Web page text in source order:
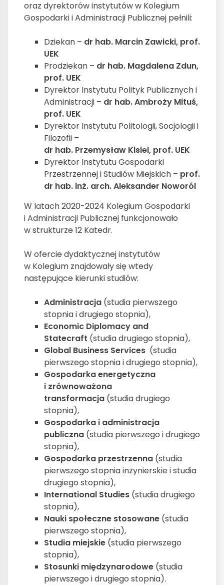
oraz dyrektorów instytutów w Kolegium
Gospodarki i Administracji Publicznej pełnili:
Dziekan – dr hab. Marcin Zawicki, prof.
UEK
Prodziekan – dr hab. Magdalena Zdun,
prof. UEK
Dyrektor Instytutu Polityk Publicznych i
Administracji – dr hab. Ambroży Mituś,
prof. UEK
Dyrektor Instytutu Politologii, Socjologii i
Filozofii –
dr hab. Przemysław Kisiel, prof. UEK
Dyrektor Instytutu Gospodarki
Przestrzennej i Studiów Miejskich – prof.
dr hab. inż. arch. Aleksander Noworól
W latach 2020-2024 Kolegium Gospodarki
i Administracji Publicznej funkcjonowało
w strukturze 12 Katedr.
W ofercie dydaktycznej instytutów
w Kolegium znajdowały się wtedy
następujące kierunki studiów:
Administracja (studia pierwszego
stopnia i drugiego stopnia),
Economic Diplomacy and
Statecraft (studia drugiego stopnia),
Global Business Services (studia
pierwszego stopnia i drugiego stopnia),
Gospodarka energetyczna
i zrównoważona
transformacja (studia drugiego
stopnia),
Gospodarka i administracja
publiczna (studia pierwszego i drugiego
stopnia),
Gospodarka przestrzenna (studia
pierwszego stopnia inżynierskie i studia
drugiego stopnia),
International Studies (studia drugiego
stopnia),
Nauki społeczne stosowane (studia
pierwszego stopnia),
Studia miejskie (studia pierwszego
stopnia),
Stosunki międzynarodowe (studia
pierwszego i drugiego stopnia).